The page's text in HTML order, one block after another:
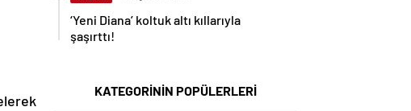
‘Yeni Diana’ koltuk altı kıllarıyla
şaşırttı!
KATEGORİNİN POPÜLERLERİ